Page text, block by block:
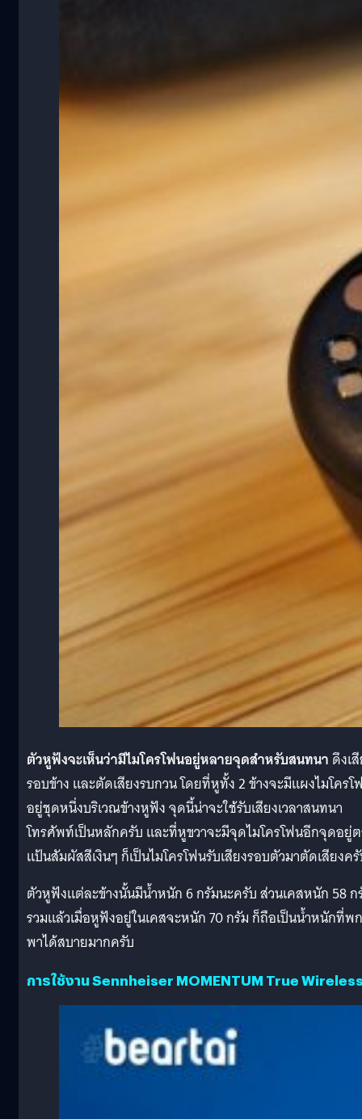
ตัวหูฟังจะเห็นว่ามีไมโครโฟนอยู่หลายจุดสำหรับสนทนาดึงเ
รอบข้าง และตัดเสียงรบกวน โดยที่หูทั้ง 2 ข้างจะมีแผงไมโครโ
อยู่ชุดหนึ่งบริเวณข้างหูฟัง จุดนี้น่าจะใช้รับเสียงเวลาสนทนา
โทรศัพท์เป็นหลักครับ และที่หูขวาจะมีจุดไมโครโฟนอีกจุดอยู่
แป้นสัมผัสสีเงินๆ ก็เป็นไมโครโฟนรับเสียงรอบตัวมาตัดเสียงค
ตัวหูฟังแต่ละข้างนั้นมีน้ำหนัก 6 กรัมนะครับ ส่วนเคสหนัก 58 ก
รวมแล้วเมื่อหูฟังอยู่ในเคสจะหนัก 70 กรัม ก็ถือเป็นน้ำหนักที่พก
พาได้สบายมากครับ
การใช้งาน Sennheiser MOMENTUM True